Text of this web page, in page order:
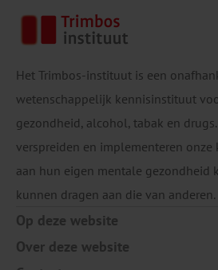
Het Trimbos-instituut is een
wetenschappelijk kennisinstituut
gezondheid, alcohol, tabak en
verspreiden en implementeren onze
aan hun eigen mentale gezondheid
kunnen dragen aan die van anderen.
Op deze website
Over deze website